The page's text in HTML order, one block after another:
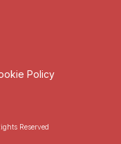
Policy
Reserved